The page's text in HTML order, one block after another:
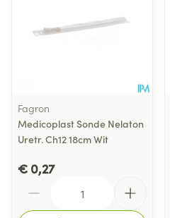
Fagron
Medicoplast Sonde Nelaton
Uretr. Ch12 18cm Wit
€ 0,27